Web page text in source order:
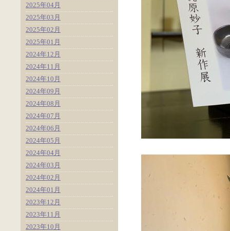
2025年04月
2025年03月
2025年02月
2025年01月
2024年12月
2024年11月
2024年10月
2024年09月
2024年08月
2024年07月
2024年06月
2024年05月
2024年04月
2024年03月
2024年02月
2024年01月
2023年12月
2023年11月
2023年10月